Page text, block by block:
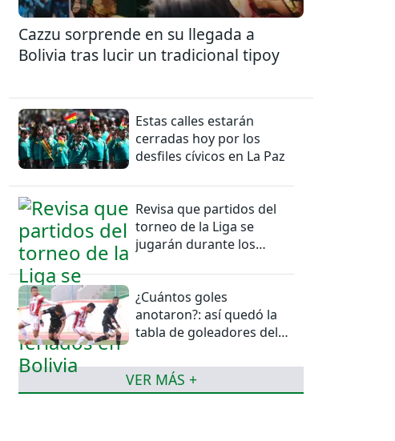
Cazzu sorprende en su llegada a
Bolivia tras lucir un tradicional tipoy
Estas calles estarán
cerradas hoy por los
desfiles cívicos en La Paz
Revisa que partidos del
torneo de la Liga se
jugarán durante los
¿Cuántos goles
anotaron?: así quedó la
tabla de goleadores del
VER MÁS +